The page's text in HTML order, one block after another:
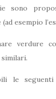
sono
esempio
verdure
le